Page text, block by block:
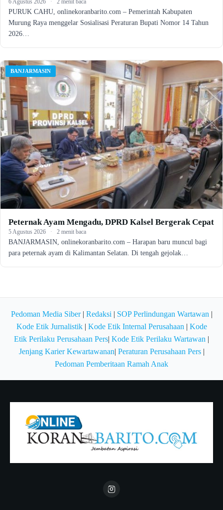
6 Agustus 2026 · 2 menit baca
PURUK CAHU, onlinekoranbarito.com – Pemerintah Kabupaten
Murung Raya menggelar Sosialisasi Peraturan Bupati Nomor 14 Tahun
2026…
BANJARMASIN
Peternak Ayam Mengadu, DPRD Kalsel Bergerak Cepat
5 Agustus 2026 · 2 menit baca
BANJARMASIN, onlinekoranbarito.com – Harapan baru muncul bagi
para peternak ayam di Kalimantan Selatan. Di tengah gejolak…
Pedoman Media Siber| Redaksi| SOP Perlindungan Wartawan|
Kode Etik Jurnalistik| Kode Etik Internal Perusahaan| Kode
Etik Perilaku Perusahaan Pers| Kode Etik Perilaku Wartawan |
Jenjang Karier Kewartawanan| Peraturan Perusahaan Pers|
Pedoman Pemberitaan Ramah Anak